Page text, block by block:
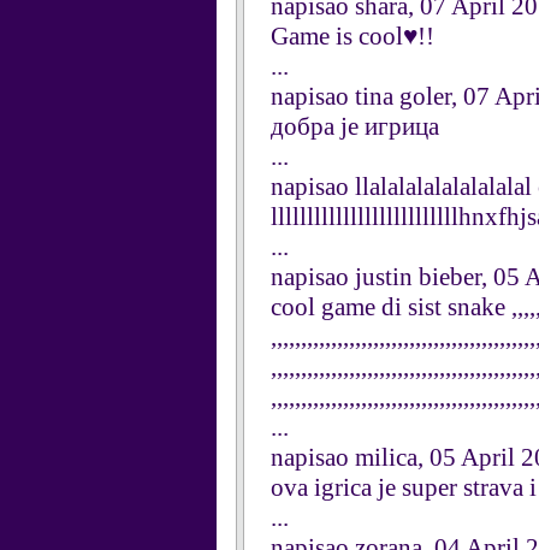
napisao shara, 07 April
Game is cool♥!!
...
napisao tina goler, 07
добра је игрица
...
napisao
...
napisao justin bieber, 05
cool game di sist snake
...
napisao milica, 05 April
ova igrica je super
...